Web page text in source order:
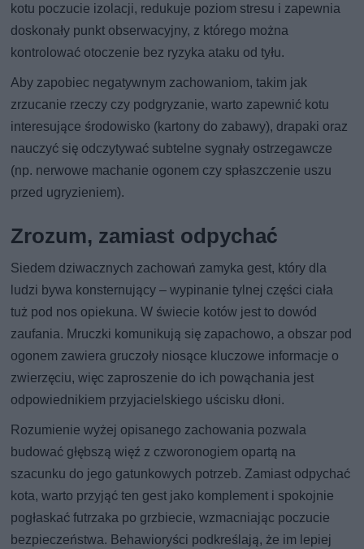
kotu poczucie izolacji, redukuje poziom stresu i zapewnia
doskonały punkt obserwacyjny, z którego można
kontrolować otoczenie bez ryzyka ataku od tyłu.
Aby zapobiec negatywnym zachowaniom, takim jak
zrzucanie rzeczy czy podgryzanie, warto zapewnić kotu
interesujące środowisko (kartony do zabawy), drapaki oraz
nauczyć się odczytywać subtelne sygnały ostrzegawcze
(np. nerwowe machanie ogonem czy spłaszczenie uszu
przed ugryzieniem).
Zrozum, zamiast odpychać
Siedem dziwacznych zachowań zamyka gest, który dla
ludzi bywa konsternujący – wypinanie tylnej części ciała
tuż pod nos opiekuna. W świecie kotów jest to dowód
zaufania. Mruczki komunikują się zapachowo, a obszar pod
ogonem zawiera gruczoły niosące kluczowe informacje o
zwierzęciu, więc zaproszenie do ich powąchania jest
odpowiednikiem przyjacielskiego uścisku dłoni.
Rozumienie wyżej opisanego zachowania pozwala
budować głębszą więź z czworonogiem opartą na
szacunku do jego gatunkowych potrzeb. Zamiast odpychać
kota, warto przyjąć ten gest jako komplement i spokojnie
pogłaskać futrzaka po grzbiecie, wzmacniając poczucie
bezpieczeństwa. Behawioryści podkreślają, że im lepiej